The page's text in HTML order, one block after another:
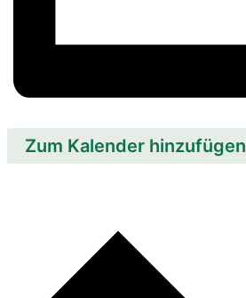
Zum Kalender hinzufügen